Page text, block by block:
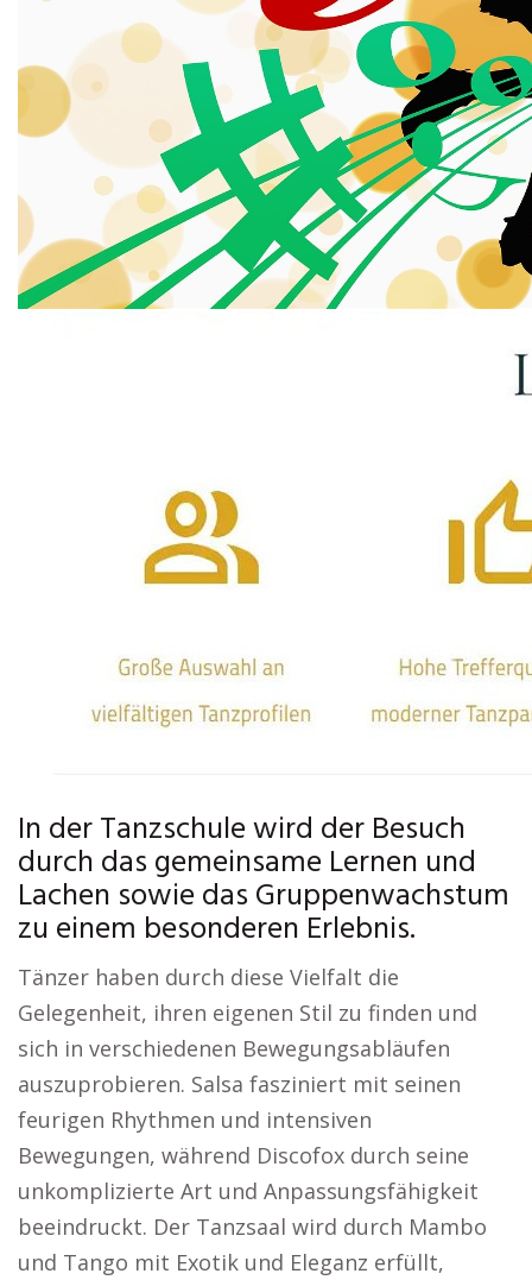
In der Tanzschule wird der Besuch
durch das gemeinsame Lernen und
Lachen sowie das Gruppenwachstum
zu einem besonderen Erlebnis.
Tänzer haben durch diese Vielfalt die
Gelegenheit, ihren eigenen Stil zu finden und
sich in verschiedenen Bewegungsabläufen
auszuprobieren. Salsa fasziniert mit seinen
feurigen Rhythmen und intensiven
Bewegungen, während Discofox durch seine
unkomplizierte Art und Anpassungsfähigkeit
beeindruckt. Der Tanzsaal wird durch Mambo
und Tango mit Exotik und Eleganz erfüllt,